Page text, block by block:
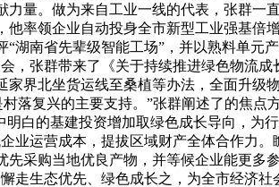
量。做为来自工业一线的代表，张群
率领企业自动投身全市新型工业强基倍
南省先辈级智能工场”，并以熟料单元
，张群带来了《关于持续推进绿色物流
界北坐货运线至桑植等办法，全面升级
落复兴的主要支持。”张群阐述了的焦
白的基建投资增加取绿色成长导向，为
业运营成本，提拔区域财产全体合作力
采购当地优良产物，并等候企业能更多
走生态优先、绿色成长之，为全市经济